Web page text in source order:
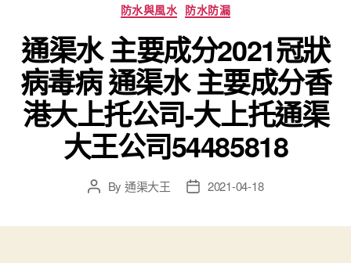
防水與風水 防水防漏
通渠水 主要成分2021冠狀
病毒病 通渠水 主要成分香
港大上托公司-大上托通渠
大王公司54485818
PostBy 通渠大王
Post2021-04-18